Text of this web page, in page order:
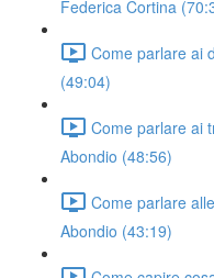
Federica Cortina
Come parlare ai
(49:04)
Come parlare ai
Abondio (48:56)
Come parlare
Abondio (43:19)